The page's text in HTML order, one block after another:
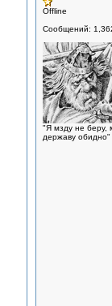
Offline
Сообщений:
"Я мзду не беру,
державу обидно"